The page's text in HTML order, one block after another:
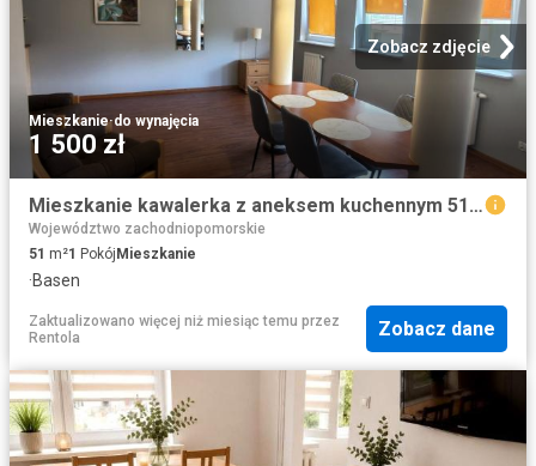
Zobacz zdjęcie
Mieszkanie·do wynajęcia
1 500 zł
Mieszkanie kawalerka z aneksem kuchennym 51 m² na wynajem ul. Skarbowa, Stargard, Centrum
Województwo zachodniopomorskie
51 m²1 Pokój Mieszkanie
·Basen
Zaktualizowano więcej niż miesiąc temu przez
Rentola
Zobacz dane